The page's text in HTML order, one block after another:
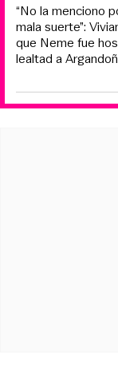
“No la menciono
mala suerte”:
que Neme fue
lealtad a